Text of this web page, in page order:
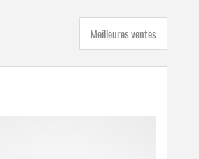
Meilleures ventes